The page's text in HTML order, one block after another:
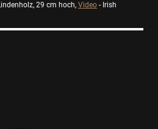
29 cm hoch, Video - Irish